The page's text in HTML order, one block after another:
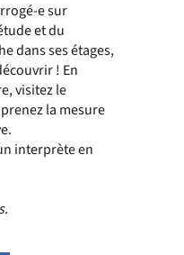
e sur
et du
dans ses étages,
! En
visitez le
la mesure
interprète en